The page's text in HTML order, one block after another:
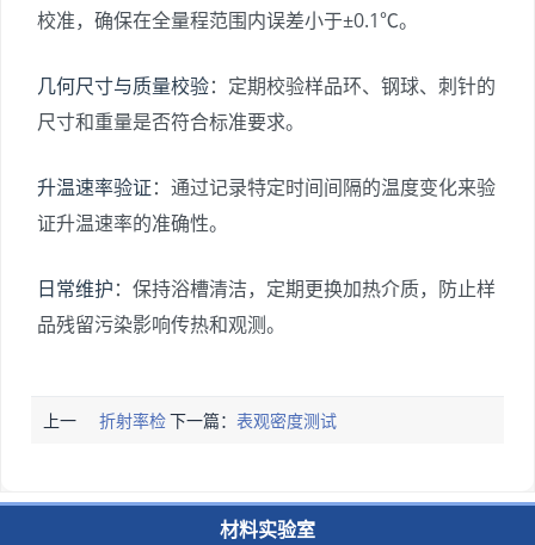
校准，确保在全量程范围内误差小于±0.1℃。
几何尺寸与质量校验：定期校验样品环、钢球、刺针的
尺寸和重量是否符合标准要求。
升温速率验证：通过记录特定时间间隔的温度变化来验
证升温速率的准确性。
日常维护：保持浴槽清洁，定期更换加热介质，防止样
品残留污染影响传热和观测。
上一 折射率检下一篇：表观密度测试
材料实验室